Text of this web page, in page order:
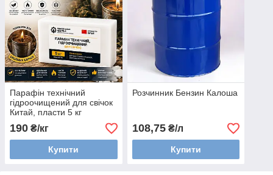
Парафін технічний
гідроочищений для свічок
Китай, пласти 5 кг
190 ₴/кг
Купити
Розчинник Бензин Калоша
108,75₴/л
Купити